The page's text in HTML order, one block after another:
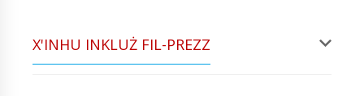
X'INHU INKLUŻ FIL-PREZZ